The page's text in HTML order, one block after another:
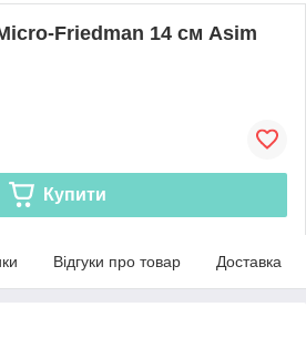
Micro-Friedman 14 см Asim
Купити
Відгуки про товар Доставка